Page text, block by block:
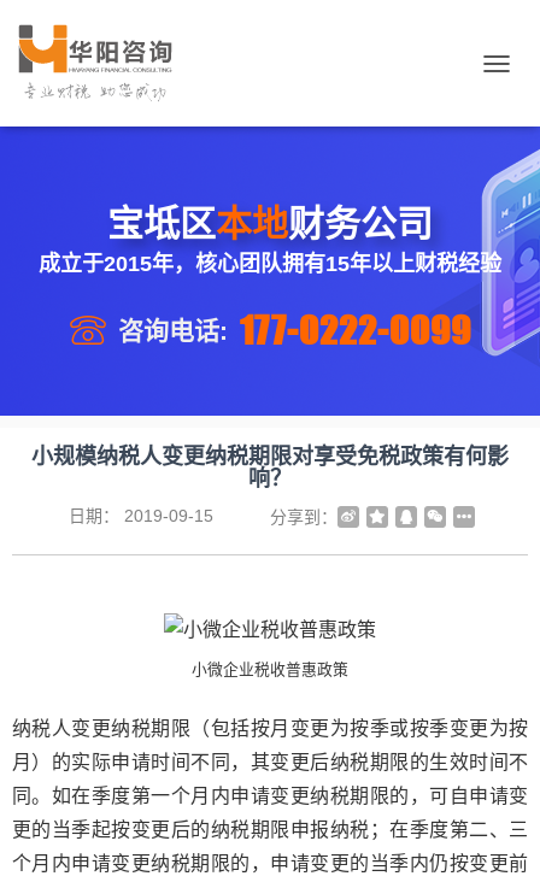
导
宝坻区本地财务公司
成立于2015年，核心团队拥有15年以上财税经验
咨询电话: 177-0222-0099
小规模纳税人变更纳税期限对享受免税政策有何影
响？
日期： 2019-09-15 分享到：
小微企业税收普惠政策
纳税人变更纳税期限（包括按月变更为按季或按季变更为按
月）的实际申请时间不同，其变更后纳税期限的生效时间不
同。如在季度第一个月内申请变更纳税期限的，可自申请变
更的当季起按变更后的纳税期限申报纳税；在季度第二、三
个月内申请变更纳税期限的，申请变更的当季内仍按变更前